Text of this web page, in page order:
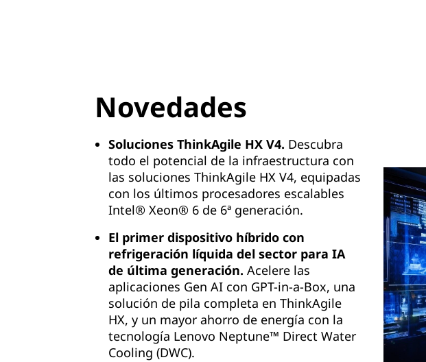
Novedades
Soluciones ThinkAgile HX V4. Descubra
todo el potencial de la infraestructura con
las soluciones ThinkAgile HX V4, equipadas
con los últimos procesadores escalables
Intel® Xeon® 6 de 6ª generación.
El primer dispositivo híbrido con
refrigeración líquida del sector para IA
de última generación. Acelere las
aplicaciones Gen AI con GPT-in-a-Box, una
solución de pila completa en ThinkAgile
HX, y un mayor ahorro de energía con la
tecnología Lenovo Neptune™ Direct Water
Cooling (DWC).